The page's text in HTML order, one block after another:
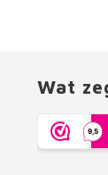
Wat